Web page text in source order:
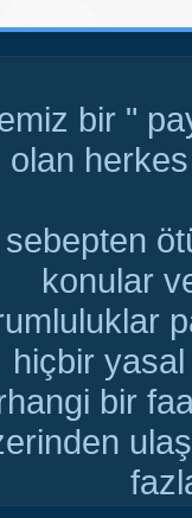
bir "
olan herkes
konular
hiçbir
bir